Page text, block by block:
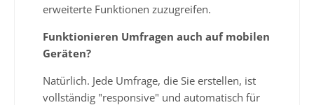
erweiterte Funktionen zuzugreifen.
Funktionieren Umfragen auch auf mobilen
Geräten?
Natürlich. Jede Umfrage, die Sie erstellen, ist
vollständig "responsive" und automatisch für